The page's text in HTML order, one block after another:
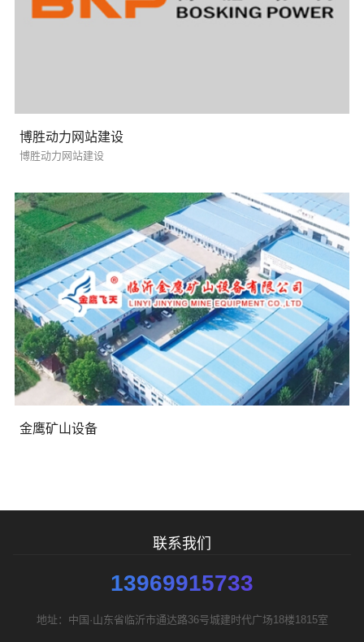
博胜动力网站建设
博胜动力网站建设
金鹰矿山设备
联系我们
13969915733
地址：中国·山东省临沂市通达路36号城建时代广场18楼1815室
您的预算 1万以内 1万-3万 3万-5万
需要方案后报价